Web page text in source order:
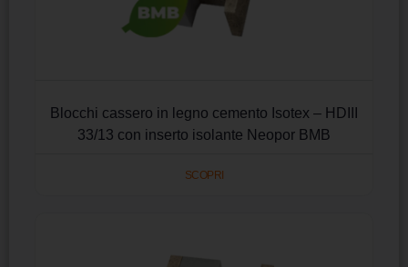
Blocchi cassero in legno cemento Isotex – HDIII
33/13 con inserto isolante Neopor BMB
SCOPRI